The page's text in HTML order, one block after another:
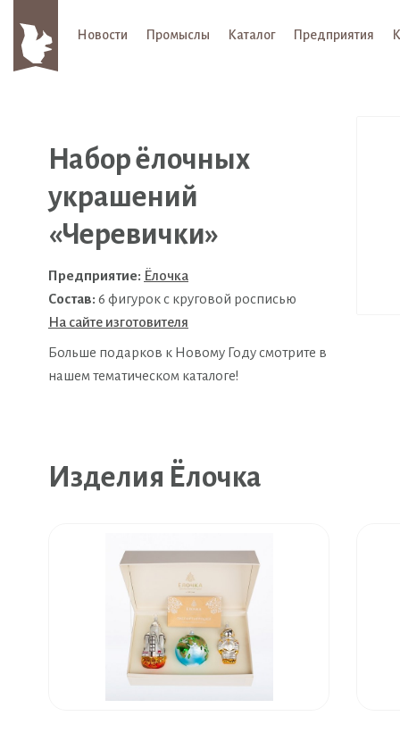
Новости Промыслы Каталог Предприятия
Набор ёлочных
украшений
«Черевички»
Предприятие: Ёлочка
Состав: 6 фигурок с круговой росписью
На сайте изготовителя
Больше подарков к Новому Году смотрите в
нашем тематическом каталоге!
Изделия Ёлочка